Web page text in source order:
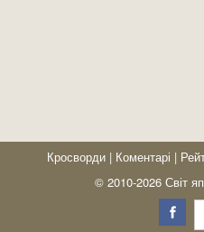
Кросворди | Коментарі |
© 2010-2026 Світ